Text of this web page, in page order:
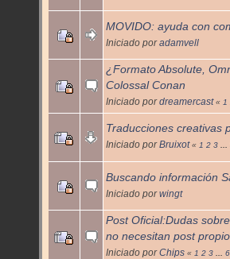
MOVIDO: ayuda con
Iniciado poradamvell
¿Formato Absolute,
Colossal Conan
Iniciado pordreamercast « 1
Traducciones creativas
Iniciado porBruixot « 1 2 3 ...
Buscando información
Iniciado porwingt
Post Oficial:Dudas
no necesitan post propio
Iniciado porChips « 1 2 3 ...